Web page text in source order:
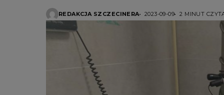
REDAKCJA SZCZECINERA 2023-09-09 2 MINUT